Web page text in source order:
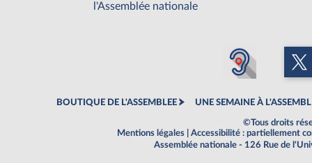
l'Assemblée nationale
BOUTIQUE DE L'ASSEMBLEE UNE SEMAINE À
©Tous droits
Mentions légales
Accessibilité : partiellement
Assemblée nationale - 126 Rue de